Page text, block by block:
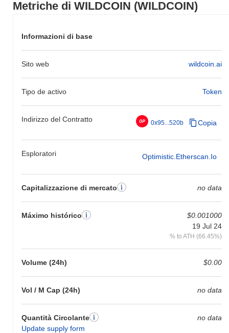
Metriche di WILDCOIN (WILDCOIN)
Informazioni di base
Sito web wildcoin.ai
Tipo de activo Token
Indirizzo del Contratto 0x95...520b Copia
Esploratori Optimistic.etherscan.io
Capitalizzazione di mercato no data
Máximo histórico
$0.001000
19 Jul 24
% to ATH (66.45%)
Volume (24h) $0.00
Vol / M Cap (24h) no data
Quantità Circolante
Update supply form
no data